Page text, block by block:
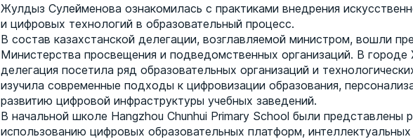
Жулдыз Сулейменова ознакомилась с практиками внедрения
и цифровых технологий в образовательный процесс.
В состав казахстанской делегации, возглавляемой министром, вошли
Министерства просвещения и подведомственных организаций. В городе
делегация посетила ряд образовательных организаций и
изучила современные подходы к цифровизации образования,
развитию цифровой инфраструктуры учебных заведений.
В начальной школе Hangzhou Chunhui Primary School были представлены
использованию цифровых образовательных платформ,